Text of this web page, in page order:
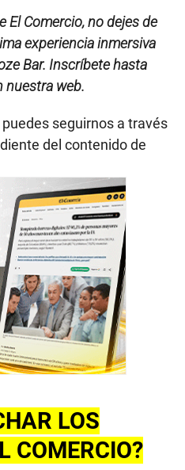
El Comercio, no dejes de
experiencia inmersiva
Bar. Inscríbete hasta
nuestra web.
seguirnos a través
del contenido de
LOS
COMERCIO?